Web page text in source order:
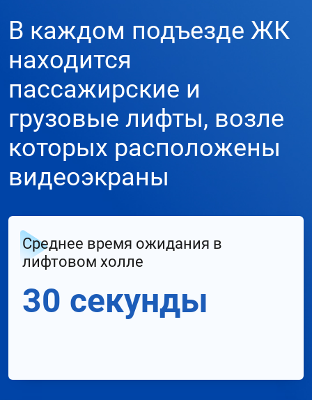
В каждом подъезде ЖК
находится
пассажирские и
грузовые лифты, возле
которых расположены
видеоэкраны
Среднее время ожидания в
лифтовом холле
30 секунды